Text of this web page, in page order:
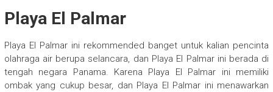
Playa El Palmar
Playa El Palmar ini rekommended banget untuk kalian pencinta
olahraga air berupa selancara, dan Playa El Palmar ini berada di
tengah negara Panama. Karena Playa El Palmar ini memiliki
ombak yang cukup besar, dan Playa El Palmar ini menawarkan